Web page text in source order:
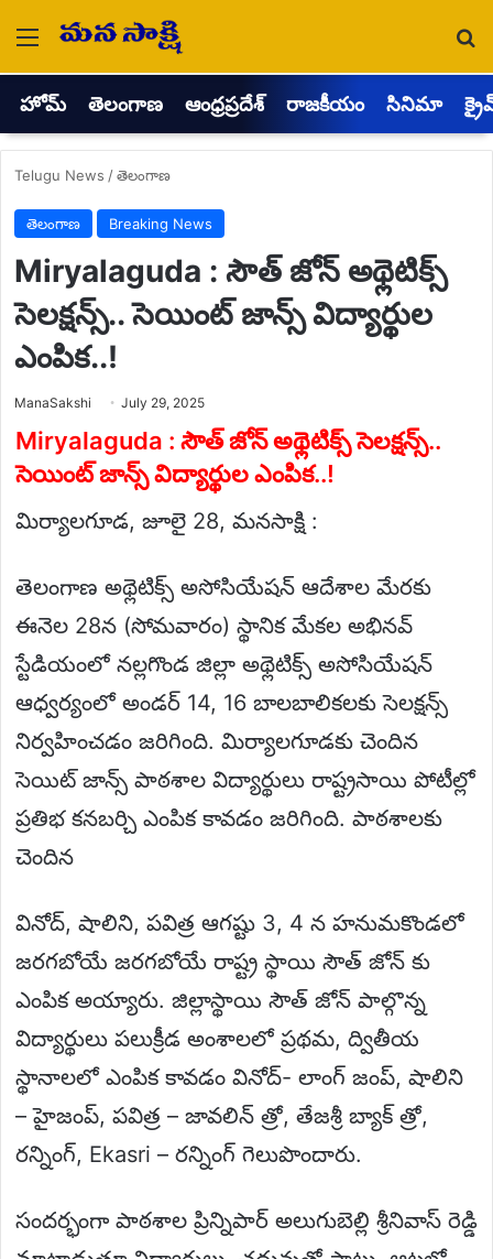
Menu
హోమ్ తెలంగాణ ఆంధ్రప్రదేశ్ రాజకీయం సినిమా
Telugu News /తెలంగాణ
తెలంగాణ Breaking News
Miryalaguda : సౌత్ జోన్ అథ్లెటిక్స్
సెలక్షన్స్.. సెయింట్ జాన్స్ విద్యార్థుల
ఎంపిక..!
ManaSakshi Send
email
July 29, 2025
Miryalaguda : సౌత్ జోన్ అథ్లెటిక్స్ సెలక్షన్స్..
సెయింట్ జాన్స్ విద్యార్థుల ఎంపిక..!
మిర్యాలగూడ, జూలై 28, మనసాక్షి :
తెలంగాణ అథ్లెటిక్స్ అసోసియేషన్ ఆదేశాల మేరకు
ఈనెల 28న (సోమవారం) స్థానిక మేకల అభినవ్
స్టేడియంలో నల్లగొండ జిల్లా అథ్లెటిక్స్ అసోసియేషన్
ఆధ్వర్యంలో అండర్ 14, 16 బాలబాలికలకు సెలక్షన్స్
నిర్వహించడం జరిగింది. మిర్యాలగూడకు చెందిన
సెయిట్ జాన్స్ పాఠశాల విద్యార్థులు రాష్ట్రసాయి పోటీల్లో
ప్రతిభ కనబర్చి ఎంపిక కావడం జరిగింది. పాఠశాలకు
చెందిన
వినోద్, షాలిని, పవిత్ర ఆగష్టు 3, 4 న హనుమకొండలో
జరగబోయే జరగబోయే రాష్ట్ర స్థాయి సౌత్ జోన్ కు
ఎంపిక అయ్యారు. జిల్లాస్థాయి సౌత్ జోన్ పాల్గొన్న
విద్యార్థులు పలుక్రీడ అంశాలలో ప్రథమ, ద్వితీయ
స్థానాలలో ఎంపిక కావడం వినోద్- లాంగ్ జంప్, షాలిని
– హైజంప్, పవిత్ర – జావలిన్ త్రో, తేజశ్రీ బ్యాక్ త్రో,
రన్నింగ్, Ekasri – రన్నింగ్ గెలుపొందారు.
సందర్భంగా పాఠశాల ప్రిన్నిపార్ అలుగుబెల్లి శ్రీనివాస్ రెడ్డి